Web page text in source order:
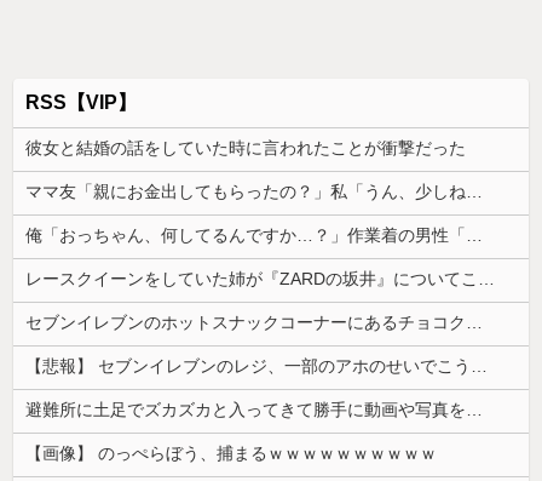
RSS【VIP】
彼女と結婚の話をしていた時に言われたことが衝撃だった
【画像】 のっぺらぼう、捕まるｗｗｗｗｗｗｗｗｗｗ